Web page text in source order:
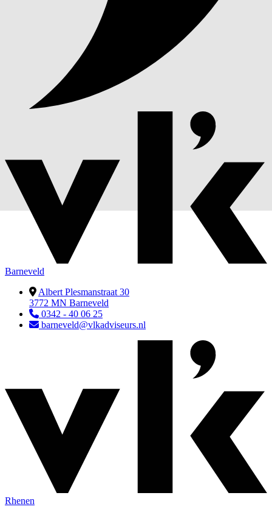
Barneveld
Albert Plesmanstraat 30
3772 MN Barneveld
0342 - 40 06 25
barneveld@vlkadviseurs.nl
Rhenen